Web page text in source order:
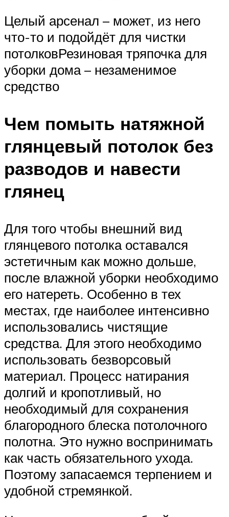
Целый арсенал – может, из него
что-то и подойдёт для чистки
потолковРезиновая тряпочка для
уборки дома – незаменимое
средство
Чем помыть натяжной
глянцевый потолок без
разводов и навести
глянец
Для того чтобы внешний вид
глянцевого потолка оставался
эстетичным как можно дольше,
после влажной уборки необходимо
его натереть. Особенно в тех
местах, где наиболее интенсивно
использовались чистящие
средства. Для этого необходимо
использовать безворсовый
материал. Процесс натирания
долгий и кропотливый, но
необходимый для сохранения
благородного блеска потолочного
полотна. Это нужно воспринимать
как часть обязательного ухода.
Поэтому запасаемся терпением и
удобной стремянкой.